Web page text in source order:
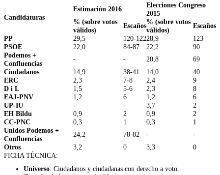
Candidaturas
Estimación 2016
Elecciones Congreso
2015
% (sobre votos
válidos)
Escaños% (sobre votos
válidos)
Escaños
PP
29,5 120-12228,9
123
PSOE
22,0 84-87 22,2
90
Podemos +
Confluencias
- - 20,8
69
Ciudadanos
14,9 38-41 14,0
40
ERC
2,3 7-8 2,4
9
D i L
1,5 5-6 2,3
8
EAJ-PNV
1,2 6 1,2
6
UP-IU
- - 3,7
2
EH Bildu
0,9 2 0,9
2
CC-PNC
0,3 1 0,3
1
Unidos Podemos +
Confluencias
24,2 78-82 -
-
Otros
3,2 0 3,3
0
FICHA TÉCNICA:
Universo: Ciudadanos y ciudadanas con derecho a voto.